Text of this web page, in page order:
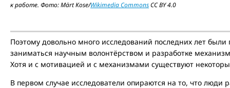
к работе. Фото: Märt Kose/Wikimedia CommonsCC BY 4.0
Поэтому довольно много исследований последних лет
заниматься научным волонтёрством и разработке
Хотя и с мотивацией и с механизмами существуют
В первом случае исследователи опираются на то, что люди